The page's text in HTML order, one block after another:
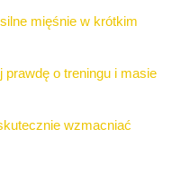
mięśnie w krótkim
o treningu i masie
wzmacniać